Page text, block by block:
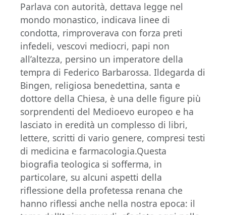
Parlava con autorità, dettava legge nel
mondo monastico, indicava linee di
condotta, rimproverava con forza preti
infedeli, vescovi mediocri, papi non
all’altezza, persino un imperatore della
tempra di Federico Barbarossa. Ildegarda di
Bingen, religiosa benedettina, santa e
dottore della Chiesa, è una delle figure più
sorprendenti del Medioevo europeo e ha
lasciato in eredità un complesso di libri,
lettere, scritti di vario genere, compresi testi
di medicina e farmacologia.Questa
biografia teologica si sofferma, in
particolare, su alcuni aspetti della
riflessione della profetessa renana che
hanno riflessi anche nella nostra epoca: il